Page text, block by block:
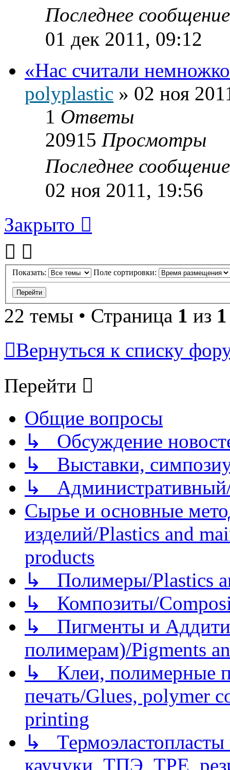
Последнее
01 дек 2011, 09:12
«Нас считали
polyplastic » 02 ноя
1 Ответы
20915 Просмотры
Последнее
02 ноя 2011, 19:56
Закрыто
Показать: Поле сортировки:
22 темы • Страница 1 из 1
Вернуться к списку
Перейти
Общие вопросы
↳ Обсуждение
↳ Выставки,
↳
Сырье и основные
изделий/Plastics and
products
↳ Полимеры/Plastics
↳ Композиты/
↳ Пигменты и
полимерам)/Pigments
↳ Клеи, полимерные
печать/Glues, polymer
printing
↳
каучуки, ТПЭ, TPE,